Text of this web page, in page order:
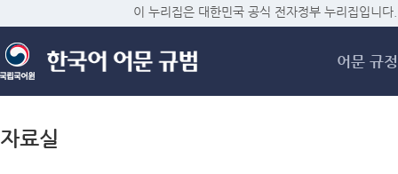
메
이 누리집은 대한민국 공식 전자정부 누리집입니다.
어문 규정
자료실